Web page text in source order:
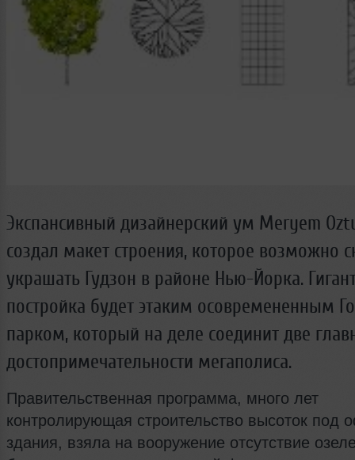
Экспансивный дизайнерский ум Meryem
создал макет строения, которое возможно
украшать Гудзон в районе Нью-Йорка.
постройка будет этаким осовремененным
парком, который на деле соединит две
достопримечательности мегаполиса.
Правительственная программа, много лет
контролирующая строительство высоток под
здания, взяла на вооружение отсутствие